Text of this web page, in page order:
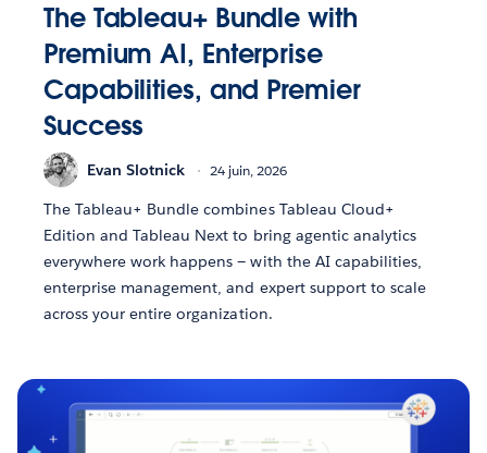
The Tableau+ Bundle with
Premium AI, Enterprise
Capabilities, and Premier
Success
Evan Slotnick 24 juin, 2026
The Tableau+ Bundle combines Tableau Cloud+
Edition and Tableau Next to bring agentic analytics
everywhere work happens — with the AI capabilities,
enterprise management, and expert support to scale
across your entire organization.